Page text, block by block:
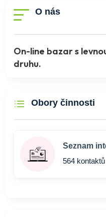
O nás
On-line bazar s
druhu.
Obory činnosti
Seznam
564 kontaktů